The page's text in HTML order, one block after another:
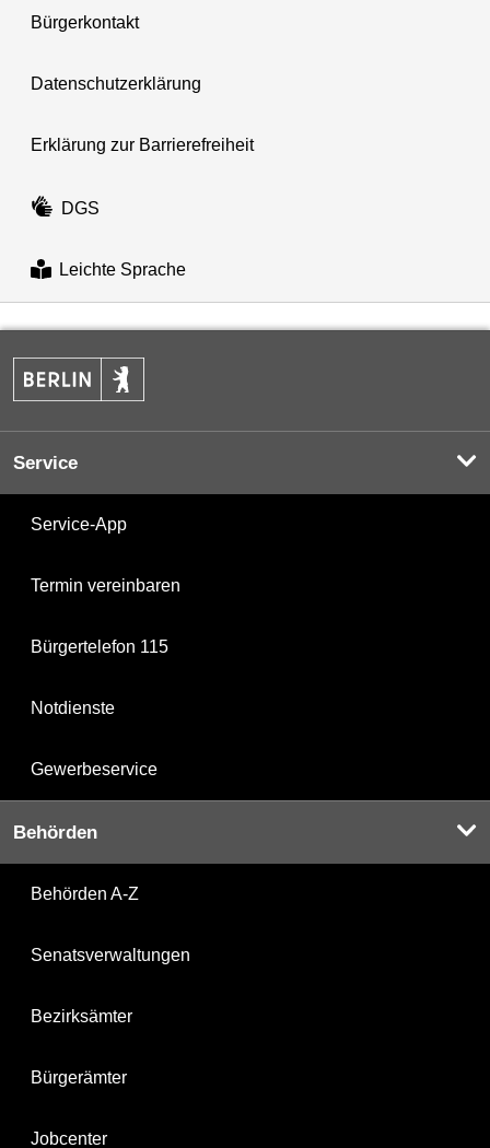
Bürgerkontakt
Datenschutzerklärung
Erklärung zur Barrierefreiheit
DGS
Leichte Sprache
Service
Service-App
Termin vereinbaren
Bürgertelefon 115
Notdienste
Gewerbeservice
Behörden
Behörden A-Z
Senatsverwaltungen
Bezirksämter
Bürgerämter
Jobcenter